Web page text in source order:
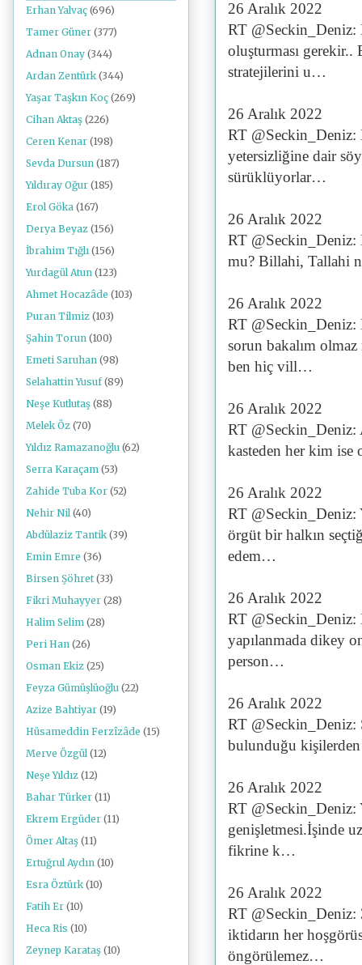
26 Aralık 2022
RT
oluşturması
stratejilerini u…
26 Aralık 2022
RT @Seckin_Deniz:
yetersizliğine dair
sürüklüyorlar…
26 Aralık 2022
RT
mu? Billahi, Tallahi
26 Aralık 2022
RT @Seckin_Deniz:
sorun bakalım
ben hiç vill…
26 Aralık 2022
RT @Seckin_Deniz:
kasteden her kim ise
26 Aralık 2022
RT @Seckin_Deniz:
örgüt bir halkın
edem…
26 Aralık 2022
RT @Seckin_Deniz:
yapılanmada dikey
person…
26 Aralık 2022
RT @Seckin_Deniz:
bulunduğu
26 Aralık 2022
RT @Seckin_Deniz:
genişletmesi.İşinde
fikrine k…
26 Aralık 2022
RT @Seckin_Deniz:
iktidarın her
öngörülemez…
Erhan Yalvaç (696)
Tamer Güner (377)
Adnan Onay (344)
Ardan Zentürk (344)
Yaşar Taşkın Koç (269)
Cihan Aktaş (226)
Ceren Kenar (198)
Sevda Dursun (187)
Yıldıray Oğur (185)
Erol Göka (167)
Derya Beyaz (156)
İbrahim Tığlı (156)
Yurdagül Atun (123)
Ahmet Hocazâde (103)
Puran Tilmiz (103)
Şahin Torun (100)
Emeti Saruhan (98)
Selahattin Yusuf (89)
Neşe Kutlutaş (88)
Melek Öz (70)
Yıldız Ramazanoğlu (62)
Serra Karaçam (53)
Zahide Tuba Kor (52)
Nehir Nil (40)
Abdülaziz Tantik (39)
Emin Emre (36)
Birsen Şöhret (33)
Fikri Muhayyer (28)
Halim Selim (28)
Peri Han (26)
Osman Ekiz (25)
Feyza Gümüşlüoğlu (22)
Azize Bahtiyar (19)
Hüsameddin Ferzîzâde (15)
Merve Özgül (12)
Neşe Yıldız (12)
Bahar Türker (11)
Ekrem Ergüder (11)
Ömer Altaş (11)
Ertuğrul Aydın (10)
Esra Öztürk (10)
Fatih Er (10)
Heca Ris (10)
Zeynep Karataş (10)